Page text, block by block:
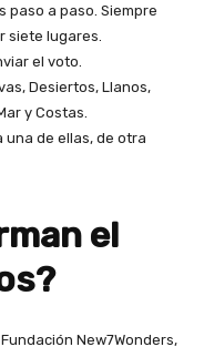
paso a paso. Siempre
siete lugares.
el voto.
Desiertos, Llanos,
y Costas.
de ellas, de otra
el
New7Wonders,